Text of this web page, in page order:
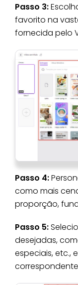
Passo 3:
favorito na
fornecida pelo
Passo 4:
como mais
proporção,
Passo 5:
desejadas,
especiais, etc.,